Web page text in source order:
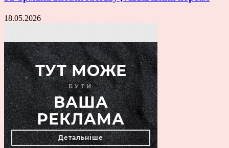
18.05.2026